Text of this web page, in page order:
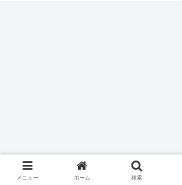
メニュー ホーム 検索